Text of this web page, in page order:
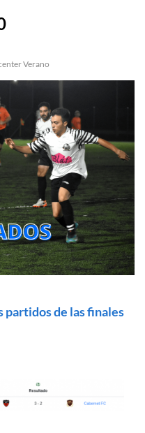
Verano
partidos de las finales